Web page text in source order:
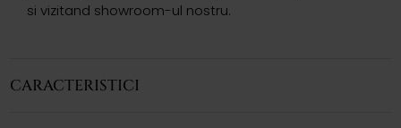
si vizitand showroom-ul nostru.
CARACTERISTICI